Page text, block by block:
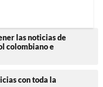
las noticias de
colombiano e
con toda la